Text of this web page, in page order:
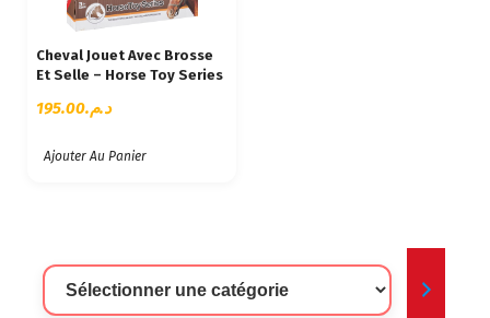
Cheval Jouet Avec Brosse
Et Selle – Horse Toy Series
د.م.195.00
Ajouter Au Panier
Sélectionner